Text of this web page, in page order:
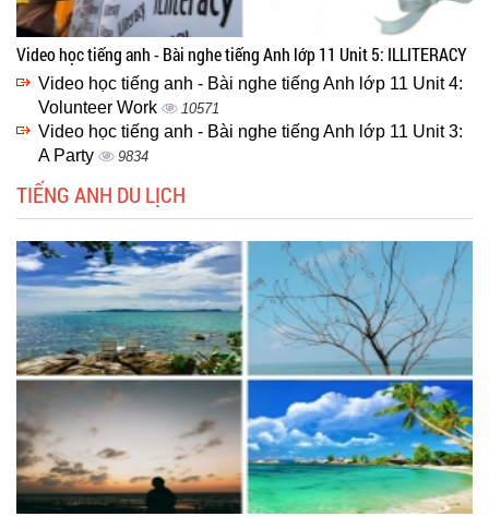
Video học tiếng anh - Bài nghe tiếng Anh lớp 11 Unit 5: ILLITERACY
Video học tiếng anh - Bài nghe tiếng Anh lớp 11 Unit 4:
Volunteer Work
10571
Video học tiếng anh - Bài nghe tiếng Anh lớp 11 Unit 3:
A Party
9834
TIẾNG ANH DU LỊCH